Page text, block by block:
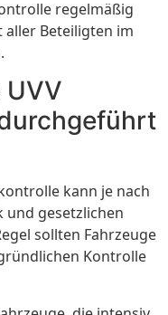
regelmäßig
Beteiligten im
UVV
kann je nach
und gesetzlichen
sollten Fahrzeuge
Kontrolle